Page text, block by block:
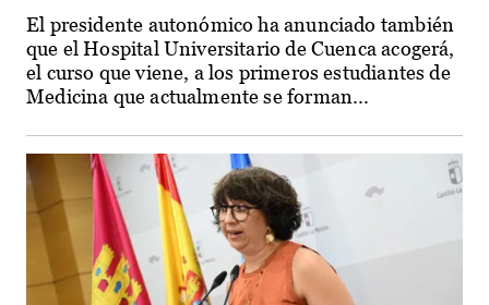
El presidente autonómico ha anunciado también
que el Hospital Universitario de Cuenca acogerá,
el curso que viene, a los primeros estudiantes de
Medicina que actualmente se forman...